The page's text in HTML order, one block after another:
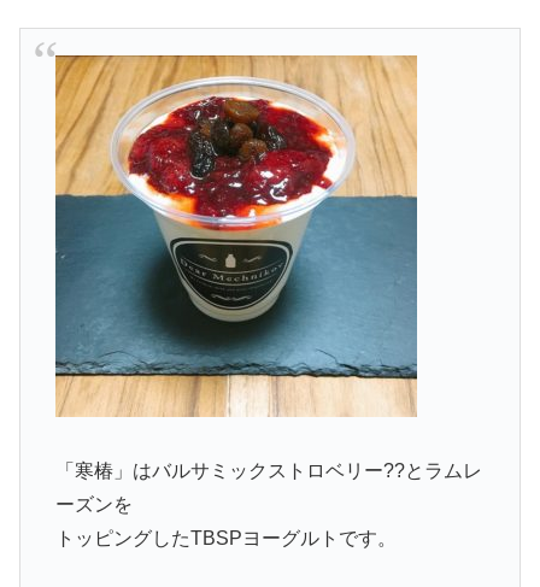
「寒椿」はバルサミックストロベリー??とラムレ
ーズンを
トッピングしたTBSPヨーグルトです。